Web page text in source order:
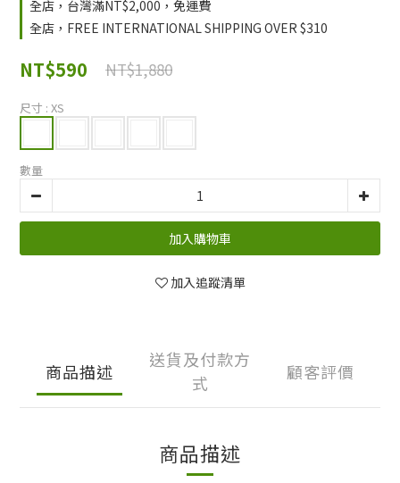
全店，台灣滿NT$2,000，免運費
全店，FREE INTERNATIONAL SHIPPING OVER $310
NT$590 NT$1,880
尺寸 : XS
數量
加入購物車
加入追蹤清單
商品描述
送貨及付款方
式
顧客評價
商品描述